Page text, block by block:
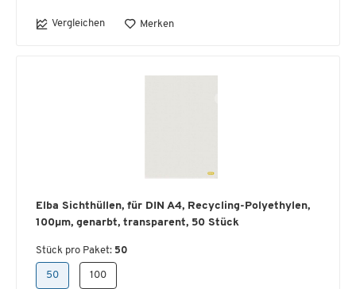
Vergleichen Merken
Elba Sichthüllen, für DIN A4, Recycling-Polyethylen,
100µm, genarbt, transparent, 50 Stück
Stück pro Paket: 50
50 100